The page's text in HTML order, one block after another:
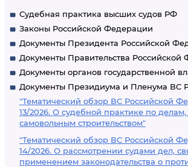
Судебная практика высших судов РФ
Законы Российской Федерации
Документы Президента Российской
Документы Правительства Российской
Документы органов государственной
Документы Президиума и Пленума ВС
"Тематический обзор ВС Российской
13/2026. О судебной практике по
самовольным строительством"
"Тематический обзор ВС Российской
14/2026. О рассмотрении судами дел,
применением законодательства о